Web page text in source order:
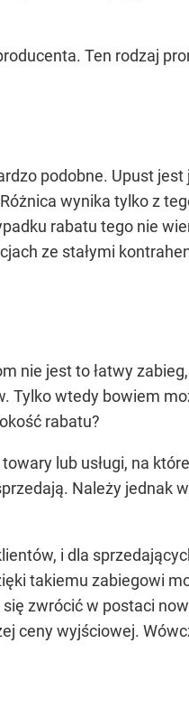
Ten rodzaj
podobne. Upust
wynika tylko z
rabatu tego nie
ze stałymi
nie jest to łatwy
Tylko wtedy bowiem
rabatu?
lub usługi, na
Należy jednak
i dla
takiemu zabiegowi
zwrócić w postaci
ceny wyjściowej.